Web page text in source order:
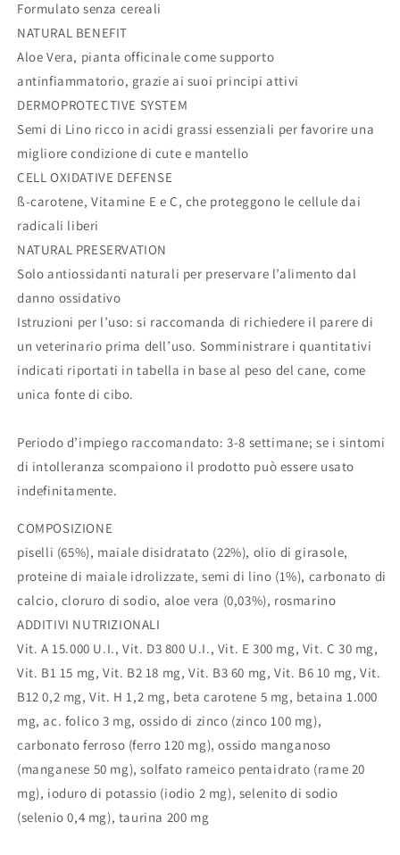
Formulato senza cereali
NATURAL BENEFIT
Aloe Vera, pianta officinale come supporto
antinfiammatorio, grazie ai suoi principi attivi
DERMOPROTECTIVE SYSTEM
Semi di Lino ricco in acidi grassi essenziali per favorire una
migliore condizione di cute e mantello
CELL OXIDATIVE DEFENSE
ß-carotene, Vitamine E e C, che proteggono le cellule dai
radicali liberi
NATURAL PRESERVATION
Solo antiossidanti naturali per preservare l’alimento dal
danno ossidativo
Istruzioni per l’uso: si raccomanda di richiedere il parere di
un veterinario prima dell’uso. Somministrare i quantitativi
indicati riportati in tabella in base al peso del cane, come
unica fonte di cibo.
Periodo d’impiego raccomandato: 3-8 settimane; se i sintomi
di intolleranza scompaiono il prodotto può essere usato
indefinitamente.
COMPOSIZIONE
piselli (65%), maiale disidratato (22%), olio di girasole,
proteine di maiale idrolizzate, semi di lino (1%), carbonato di
calcio, cloruro di sodio, aloe vera (0,03%), rosmarino
ADDITIVI NUTRIZIONALI
Vit. A 15.000 U.I., Vit. D3 800 U.I., Vit. E 300 mg, Vit. C 30 mg,
Vit. B1 15 mg, Vit. B2 18 mg, Vit. B3 60 mg, Vit. B6 10 mg, Vit.
B12 0,2 mg, Vit. H 1,2 mg, beta carotene 5 mg, betaina 1.000
mg, ac. folico 3 mg, ossido di zinco (zinco 100 mg),
carbonato ferroso (ferro 120 mg), ossido manganoso
(manganese 50 mg), solfato rameico pentaidrato (rame 20
mg), ioduro di potassio (iodio 2 mg), selenito di sodio
(selenio 0,4 mg), taurina 200 mg